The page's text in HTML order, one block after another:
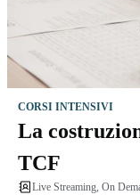
CORSI INTENSIVI
La
TCF
Live Streaming, On